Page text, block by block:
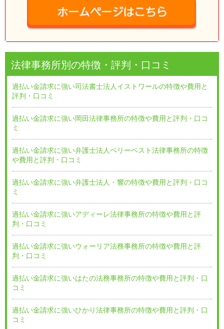
法律事務所別の特徴・評判・口コミ
過払い金請求に強い司法書士法人イストワールの特徴や費用と
評判・口コミ
過払い金請求に強い岡田法律事務所の特徴や費用と評判・口コ
ミ
過払い金請求に強い弁護士法人ベリーベスト法律事務所の特徴
や費用と評判・口コミ
過払い金請求に強い弁護士法人・響の特徴や費用と評判・口コ
ミ
過払い金請求に強いアディーレ法律事務所の特徴や費用と評
判・口コミ
過払い金請求に強いウォーリア法務事務所の特徴や費用と評
判・口コミ
過払い金請求に強いはたの法務事務所の特徴や費用と評判・口
コミ
過払い金請求に強いひかり法律事務所の特徴や費用と評判・口
コミ